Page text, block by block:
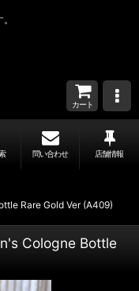
カート
問い合わせ 店舗情報
Rare Gold Ver (A409)
Cologne Bottle